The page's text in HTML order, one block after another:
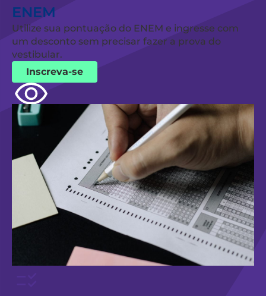
ENEM
Utilize sua pontuação do ENEM e ingresse com
um desconto sem precisar fazer a prova do
vestibular.
Inscreva-se